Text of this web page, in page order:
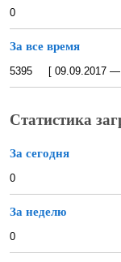
0
За все время
5395 [ 09.09.2017 —
Статистика
За сегодня
0
За неделю
0